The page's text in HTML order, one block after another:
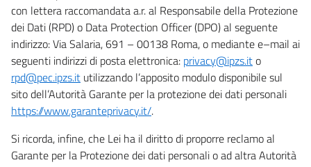
con lettera raccomandata a.r. al Responsabile della Protezione
dei Dati (RPD) o Data Protection Officer (DPO) al seguente
indirizzo: Via Salaria, 691 – 00138 Roma, o mediante e–mail ai
seguenti indirizzi di posta elettronica: privacy@ipzs.ito
rpd@pec.ipzs.it utilizzando l’apposito modulo disponibile sul
sito dell’Autorità Garante per la protezione dei dati personali
https://www.garanteprivacy.it/.
Si ricorda, infine, che Lei ha il diritto di proporre reclamo al
Garante per la Protezione dei dati personali o ad altra Autorità